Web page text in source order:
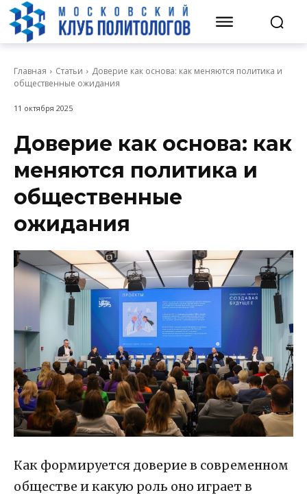
Главная Статьи
Доверие как основа: как меняются политика и
общественные ожидания
11 октября 2025
Доверие как основа: как
меняются политика и
общественные
ожидания
Как формируется доверие в современном
обществе и какую роль оно играет в